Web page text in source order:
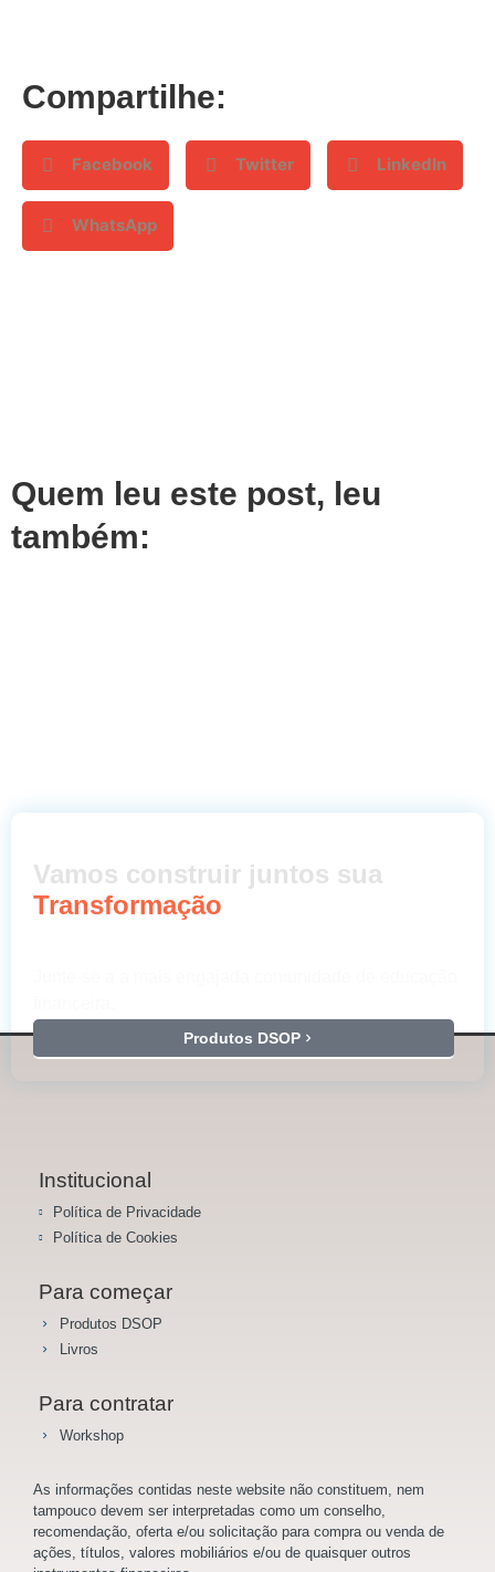
Compartilhe:
Facebook Twitter LinkedIn
WhatsApp
Quem leu este post, leu
também:
Vamos construir juntos sua
Transformação
Produtos DSOP
Institucional
Política de Privacidade
Política de Cookies
Para começar
Produtos DSOP
Livros
Para contratar
Workshop
As informações contidas neste website não constituem, nem
tampouco devem ser interpretadas como um conselho,
recomendação, oferta e/ou solicitação para compra ou venda de
ações, títulos, valores mobiliários e/ou de quaisquer outros